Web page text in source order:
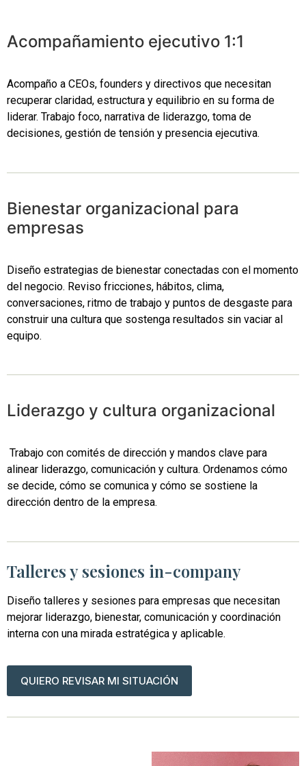
Acompañamiento ejecutivo 1:1
Acompaño a CEOs, founders y directivos que necesitan
recuperar claridad, estructura y equilibrio en su forma de
liderar. Trabajo foco, narrativa de liderazgo, toma de
decisiones, gestión de tensión y presencia ejecutiva.
Bienestar organizacional para
empresas
Diseño estrategias de bienestar conectadas con el momento
del negocio. Reviso fricciones, hábitos, clima,
conversaciones, ritmo de trabajo y puntos de desgaste para
construir una cultura que sostenga resultados sin vaciar al
equipo.
Liderazgo y cultura organizacional
Trabajo con comités de dirección y mandos clave para
alinear liderazgo, comunicación y cultura. Ordenamos cómo
se decide, cómo se comunica y cómo se sostiene la
dirección dentro de la empresa.
Talleres y sesiones in-company
Diseño talleres y sesiones para empresas que necesitan
mejorar liderazgo, bienestar, comunicación y coordinación
interna con una mirada estratégica y aplicable.
QUIERO REVISAR MI SITUACIÓN